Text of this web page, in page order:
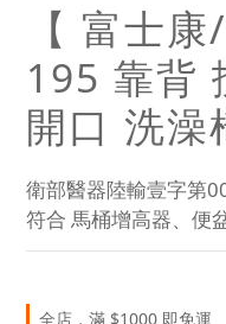
【 富士
195 靠背
開口 洗澡
衛部醫器陸輸壹字第
符合 馬桶增高器、便
全店，滿 $1000 即免運